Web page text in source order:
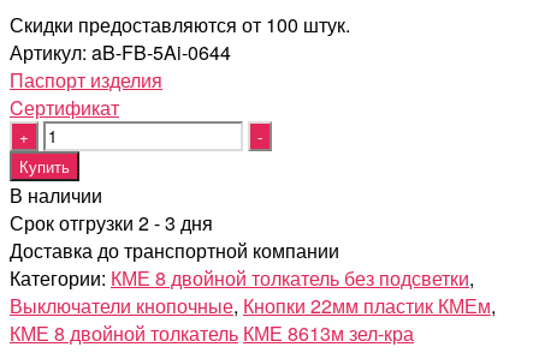
Скидки предоставляются от 100 штук.
Артикул: aB-FB-5Ai-0644
Паспорт изделия
Cертификат
Quantity
Купить
В наличии
Срок отгрузки 2 - 3 дня
Доставка до транспортной компании
Категории: КМЕ 8 двойной толкатель без подсветки,
Выключатели кнопочные, Кнопки 22мм пластик КМЕм,
КМЕ 8 двойной толкатель КМЕ 8613м зел-кра